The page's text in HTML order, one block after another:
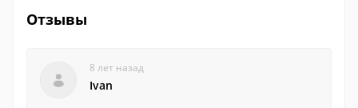
Отзывы
8 лет назад
Ivan